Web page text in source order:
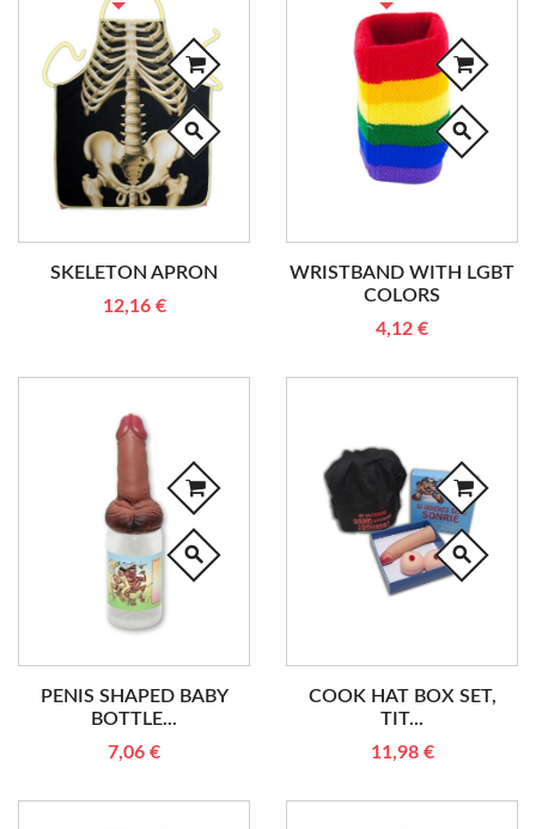
search
SKELETON APRON
12,16 €
search
WRISTBAND WITH LGBT
COLORS
4,12 €
search
PENIS SHAPED BABY
BOTTLE...
7,06 €
search
COOK HAT BOX SET,
TIT...
11,98 €